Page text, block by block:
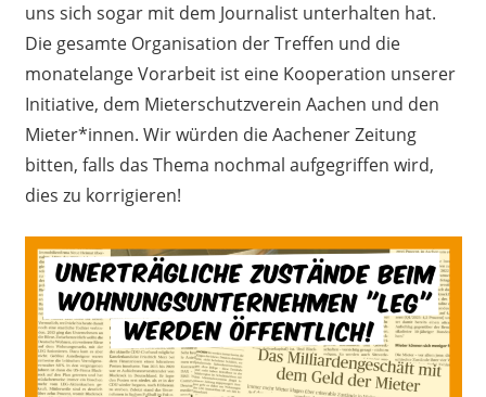
uns sich sogar mit dem Journalist unterhalten hat.
Die gesamte Organisation der Treffen und die
monatelange Vorarbeit ist eine Kooperation unserer
Initiative, dem Mieterschutzverein Aachen und den
Mieter*innen. Wir würden die Aachener Zeitung
bitten, falls das Thema nochmal aufgegriffen wird,
dies zu korrigieren!